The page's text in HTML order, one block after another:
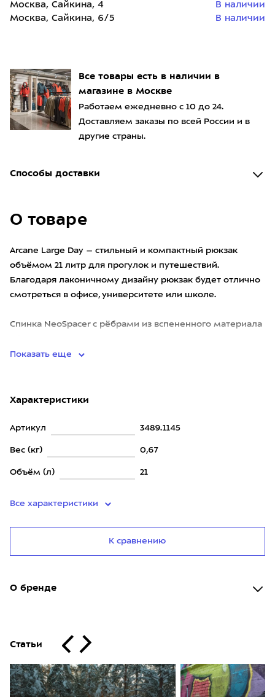
Все товары есть в наличии в
магазине в Москве
Работаем ежедневно с 10 до 24.
Доставляем заказы по всей России и в
другие страны.
Способы доставки
О товаре
Arcane Large Day – стильный и компактный рюкзак
объёмом 21 литр для прогулок и путешествий.
Благодаря лаконичному дизайну рюкзак будет отлично
смотреться в офисе, университете или школе.
Спинка NeoSpacer с рёбрами из вспененного материала
Показать еще
Характеристики
Артикул 3489.1145
Вес (кг) 0,67
Объём (л) 21
Все характеристики
К сравнению
О бренде
Статьи
Москва, Сайкина, 4
В наличии
Москва, Сайкина, 6/5
В наличии